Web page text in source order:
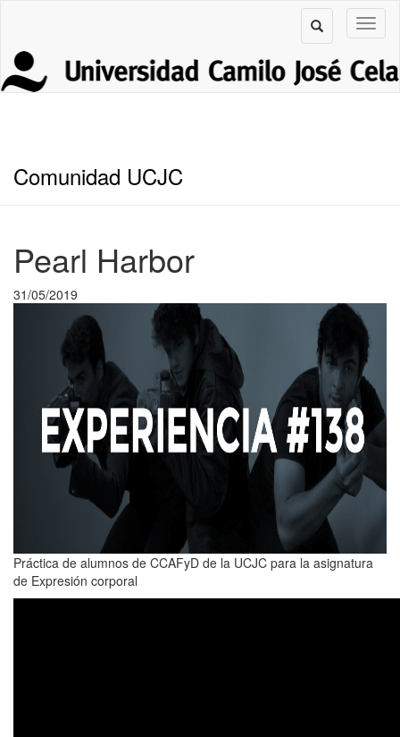
Comunidad UCJC
Pearl Harbor
31/05/2019
Práctica de alumnos de CCAFyD de la UCJC para la asignatura
de Expresión corporal